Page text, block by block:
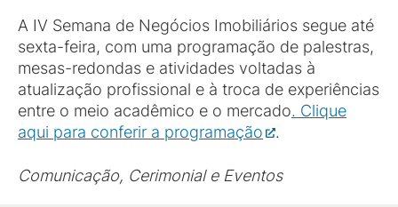
A IV Semana de Negócios Imobiliários segue até
sexta-feira, com uma programação de palestras,
mesas-redondas e atividades voltadas à
atualização profissional e à troca de experiências
entre o meio acadêmico e o mercado. Clique
aqui para conferir a programação
.
Comunicação, Cerimonial e Eventos